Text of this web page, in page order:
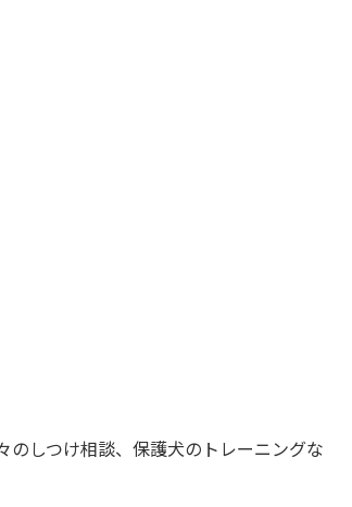
しつけ相談、保護犬のトレーニングな